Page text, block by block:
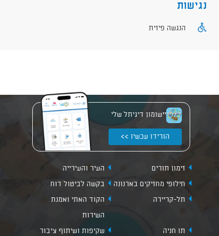
נגישות
הנגשה פיזית
יישומון דיגיתל שלי
הורידו עכשיו >>
זימון תורים
העיר והעירייה
חילופי מחזיקים בארנונה
בקשה לביטול דוח
תל-קריירה
הקוד האתי ואמנת
השירות
תו חניה
שקיפות ושיתוף ציבור